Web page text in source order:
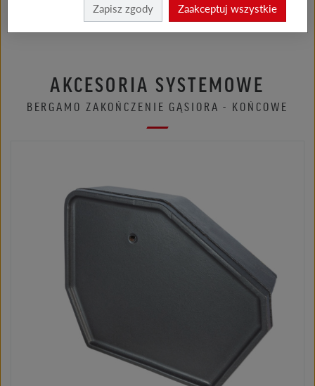
AKCESORIA SYSTEMOWE
BERGAMO ZAKOŃCZENIE GĄSIORA - KOŃCOWE
Zapisz zgody Zaakceptuj wszystkie